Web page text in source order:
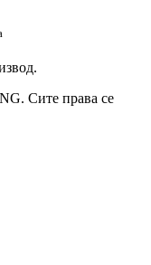
Сите права се